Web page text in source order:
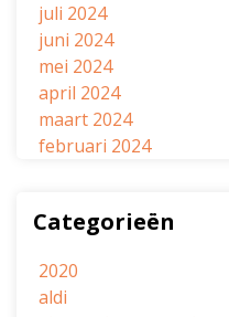
juli 2024
juni 2024
mei 2024
april 2024
maart 2024
februari 2024
Categorieën
2020
aldi